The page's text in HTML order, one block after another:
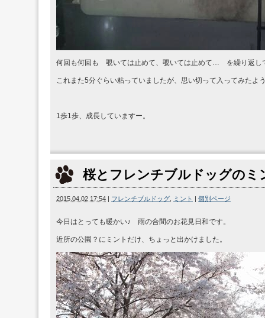
何回も何回も 覗いては止めて、覗いては止めて… を繰り返
これまた5分ぐらい粘っていましたが、思い切って入ってみたよ
1歩1歩、成長していますー。
桜とフレンチブルドッグのミ
2015.04.02 17:54 | フレンチブルドッグ ミント | 個別ページ
今日はとっても暖かい♪ 雨の合間のお花見日和です。
近所の公園？にミントだけ、ちょっと出かけました。